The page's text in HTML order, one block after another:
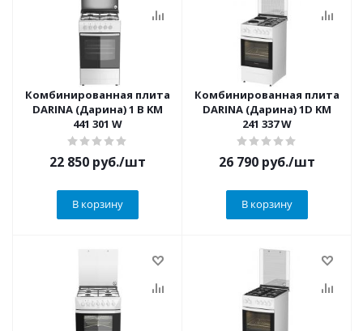
Комбинированная плита
DARINA (Дарина) 1 B KM
441 301 W
22 850 руб./шт
В корзину
Комбинированная плита
DARINA (Дарина) 1D KM
241 337 W
26 790 руб./шт
В корзину